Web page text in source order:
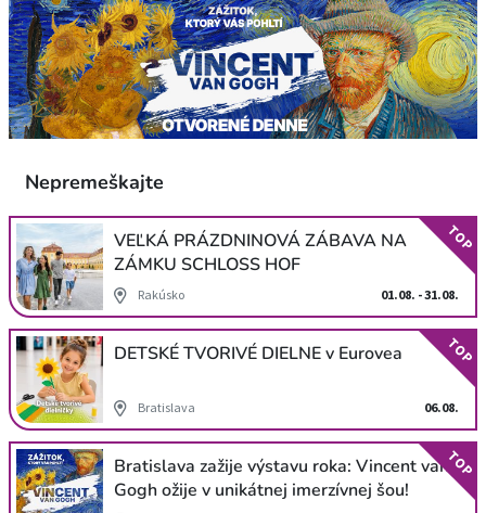
Nepremeškajte
VEĽKÁ PRÁZDNINOVÁ ZÁBAVA NA
ZÁMKU SCHLOSS HOF
Rakúsko 01.08. - 31.08.
TOP
DETSKÉ TVORIVÉ DIELNE v Eurovea
Bratislava 06.08.
TOP
Bratislava zažije výstavu roka: Vincent van
Gogh ožije v unikátnej imerzívnej šou!
TOP